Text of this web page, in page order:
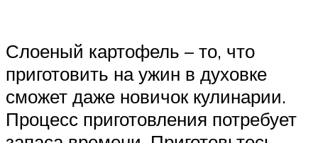
Слоеный картофель – то, что
приготовить на ужин в духовке
сможет даже новичок кулинарии.
Процесс приготовления потребует